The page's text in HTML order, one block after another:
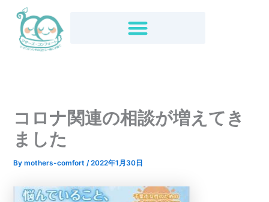
コロナ関連の相談が増えてき
ました
Bymothers-comfort/2022年1月30日